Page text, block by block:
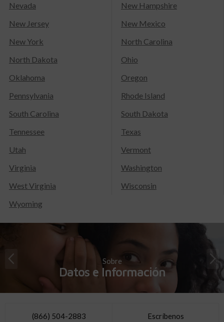
Nevada
New Hampshire
New Jersey
New Mexico
New York
North Carolina
North Dakota
Ohio
Oklahoma
Oregon
Pennsylvania
Rhode Island
South Carolina
South Dakota
Tennessee
Texas
Utah
Vermont
Virginia
Washington
West Virginia
Wisconsin
Wyoming
Sobre
Datos e Información
(866) 504-2883 Escríbenos